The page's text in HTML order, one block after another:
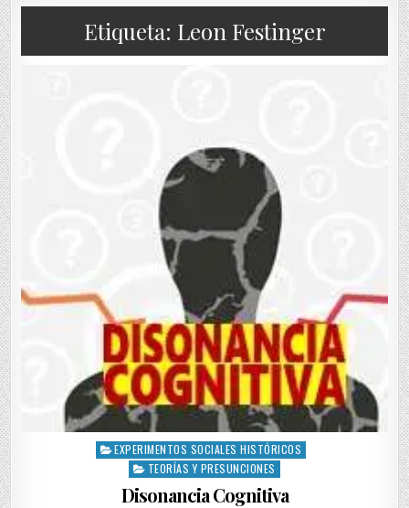
Etiqueta: Leon Festinger
Posted
EXPERIMENTOS SOCIALES HISTÓRICOS
TEORÍAS Y PRESUNCIONES
Disonancia Cognitiva